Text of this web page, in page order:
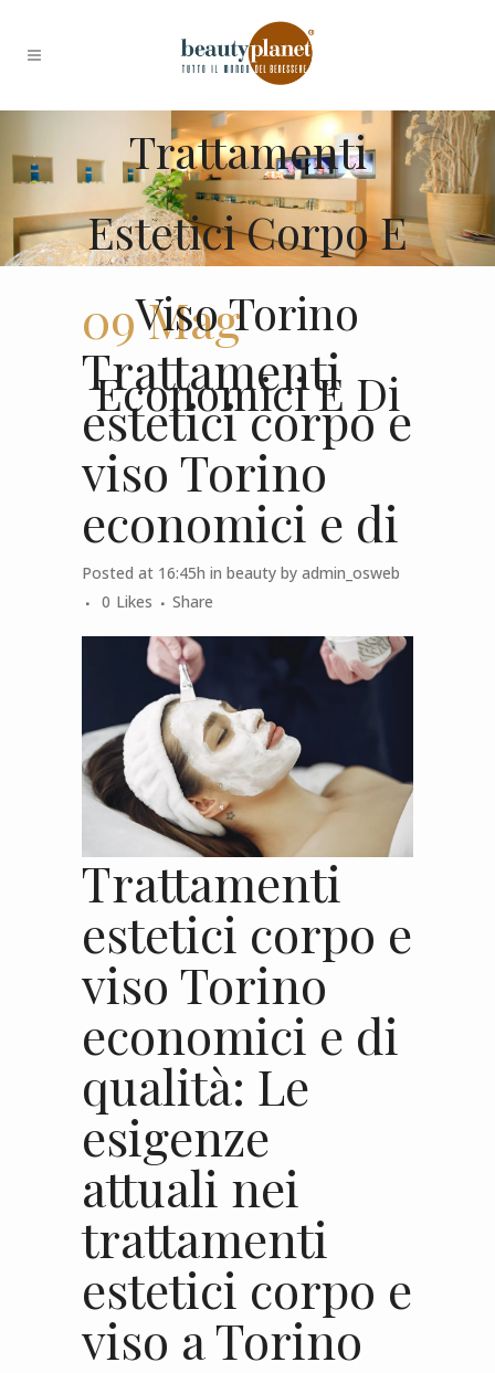
Trattamenti
Estetici Corpo E
Viso Torino
Economici E Di
09 Mag
Trattamenti
estetici corpo e
viso Torino
economici e di
Posted at 16:45h in beauty by admin_osweb
0 Likes Share
Trattamenti
estetici corpo e
viso Torino
economici e di
qualità: Le
esigenze
attuali nei
trattamenti
estetici corpo e
viso a Torino